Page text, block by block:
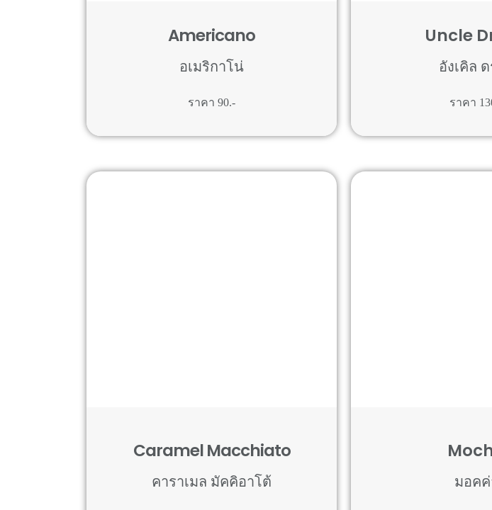
Americano
อเมริกาโน่
ราคา 90.-
Uncle
อังเคิล
ราคา
Caramel Macchiato
คาราเมล มัคคิอาโต้ มอคค่